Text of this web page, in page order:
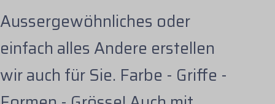
Aussergewöhnliches oder
einfach alles Andere erstellen
wir auch für Sie. Farbe - Griffe -